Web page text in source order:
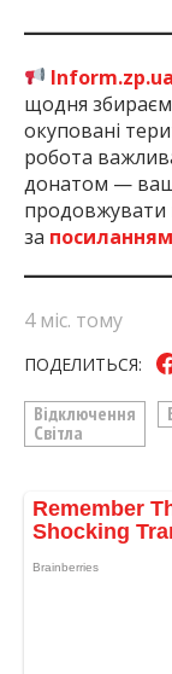
Inform.zp.ua
щодня
окуповані
робота
донатом —
продовжувати
за посиланням
4 міс. тому
ПОДЕЛИТЬСЯ:
Відключення
Світла